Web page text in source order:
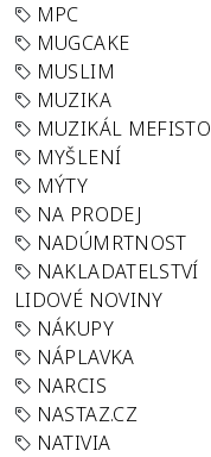
MPC
MUGCAKE
MUSLIM
MUZIKA
MUZIKÁL MEFISTO
MYŠLENÍ
MÝTY
NA PRODEJ
NADÚMRTNOST
NAKLADATELSTVÍ
LIDOVÉ NOVINY
NÁKUPY
NÁPLAVKA
NARCIS
NASTAZ.CZ
NATIVIA